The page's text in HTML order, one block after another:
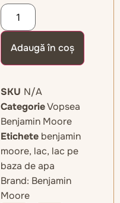
Adaugă în coș
SKU N/A
CategorieVopsea
Benjamin Moore
Etichete benjamin
moore, lac, lac pe
baza de apa
Brand: Benjamin
Moore